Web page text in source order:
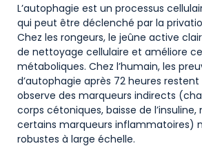
L’autophagie est un processus
qui peut être déclenché par la
Chez les rongeurs, le jeûne active
de nettoyage cellulaire et améliore
métaboliques. Chez l’humain, les
d’autophagie après 72 heures
observe des marqueurs indirects
corps cétoniques, baisse de
certains marqueurs inflammatoires)
robustes à large échelle.